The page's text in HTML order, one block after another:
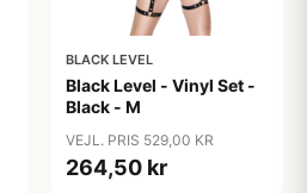
BLACK LEVEL
Black Level - Vinyl Set -
Black - M
VEJL. PRIS 529,00 KR
264,50 kr